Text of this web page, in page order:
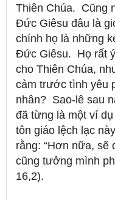
Thiên Chúa. Cũng
Đức Giêsu đâu là
chính họ là những
Đức Giêsu. Họ rất
cho Thiên Chúa,
cảm trước tình yêu
nhân? Sao-lê sau
đã từng là một ví
tôn giáo lệch lạc
rằng: “Hơn nữa, sẽ
cũng tưởng mình
16,2).